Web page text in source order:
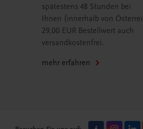
spätestens 48 Stunden bei
Ihnen (innerhalb von
29,00 EUR Bestellwert auch
versandkostenfrei.
mehr erfahren